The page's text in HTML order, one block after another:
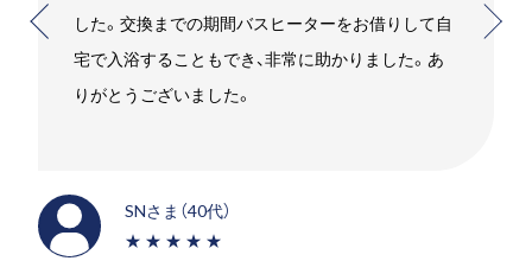
した。交換までの期間バスヒーターをお借りして自
宅で入浴することもでき、非常に助かりました。あ
りがとうございました。
SNさま（40代）
★★★★★